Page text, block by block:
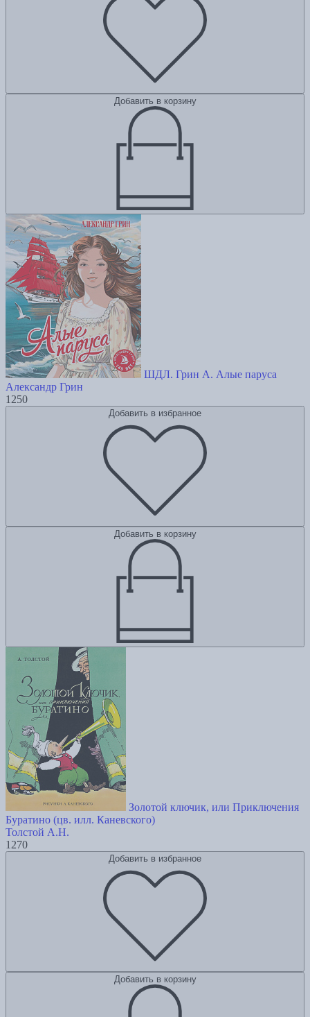
Добавить в корзину
ШДЛ. Грин А. Алые паруса
Александр Грин
1250
Добавить в избранное
Добавить в корзину
Золотой ключик, или Приключения
Буратино (цв. илл. Каневского)
Толстой А.Н.
1270
Добавить в избранное
Добавить в корзину